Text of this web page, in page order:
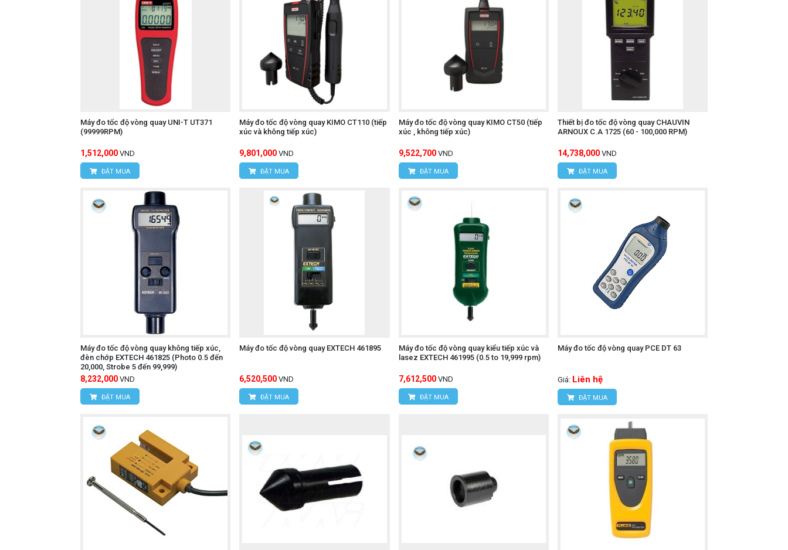
Máy đo tốc độ vòng quay UNI-T UT371
(99999RPM)
1,512,000 VND
ĐẶT MUA
Máy đo tốc độ vòng quay KIMO CT110 (tiếp
xúc và không tiếp xúc)
9,801,000 VND
ĐẶT MUA
Máy đo tốc độ vòng quay KIMO CT50 (tiếp
xúc , không tiếp xúc)
9,522,700 VND
ĐẶT MUA
Thiết bị đo tốc độ vòng quay CHAUVIN
ARNOUX C.A 1725 (60 - 100,000 RPM)
14,738,000 VND
ĐẶT MUA
Máy đo tốc độ vòng quay không tiếp xúc,
đèn chớp EXTECH 461825 (Photo 0.5 đến
20,000, Strobe 5 đến 99,999)
8,232,000 VND
ĐẶT MUA
Máy đo tốc độ vòng quay EXTECH 461895
6,520,500 VND
ĐẶT MUA
Máy đo tốc độ vòng quay kiểu tiếp xúc và
lasez EXTECH 461995 (0.5 to 19,999 rpm)
7,612,500 VND
ĐẶT MUA
Máy đo tốc độ vòng quay PCE DT 63
Giá: Liên hệ
ĐẶT MUA